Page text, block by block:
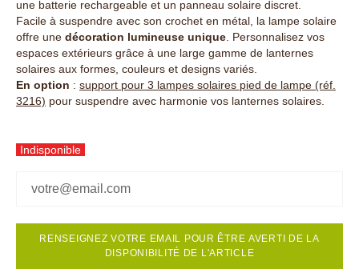
une batterie rechargeable et un panneau solaire discret.
Facile à suspendre avec son crochet en métal, la lampe solaire
offre une décoration lumineuse unique . Personnalisez vos
espaces extérieurs grâce à une large gamme de lanternes
solaires aux formes, couleurs et designs variés.
En option : support pour 3 lampes solaires pied de lampe (réf.
3216) pour suspendre avec harmonie vos lanternes solaires.
Indisponible
RENSEIGNEZ VOTRE EMAIL POUR ÊTRE AVERTI DE LA
DISPONIBILITÉ DE L'ARTICLE